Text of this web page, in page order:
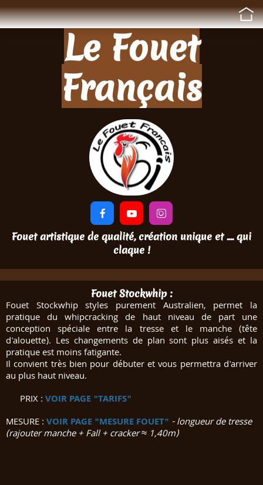
Le Fouet
Français
  
Fouet artistique de qualité, création unique et .... qui
claque !
Fouet Stockwhip :
Fouet Stockwhip styles purement Australien, permet la
pratique du whipcracking de haut niveau de part une
conception spéciale entre la tresse et le manche (tête
d'alouette). Les changements de plan sont plus aisés et la
pratique est moins fatigante.
Il convient très bien pour débuter et vous permettra d'arriver
au plus haut niveau.
PRIX :VOIR PAGE "TARIFS"
MESURE :VOIR PAGE "MESURE FOUET" - longueur de tresse
(rajouter manche + Fall + cracker ≈ 1,40m)